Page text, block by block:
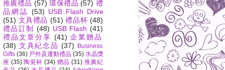
推廣禮品 (57) 環保禮品 (57) 禮
品網誌 (53) USB Flash Drive
(51) 文具禮品 (51) 禮品杯 (48)
禮品訂制
(48) USB Flash (41)
禮品文章分享 (41) 企業贈品
(38) 文具紀念品 (37)
Business
Gifts (36) 戶外及運動禮品 (35) 水晶獎
座 (35) 陶瓷杯 (34) 赠品 (31) 推廣紀